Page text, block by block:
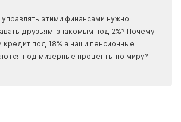
этими финансами нужно
друзьям-знакомым под 2%? Почему
под 18% а наши пенсионные
под мизерные проценты по миру?